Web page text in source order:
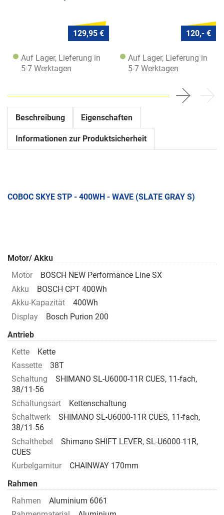
129,95 €
Auf Lager, Lieferung in
5-7 Werktagen
120,- €
Auf Lager, Lieferung in
5-7 Werktagen
Beschreibung Eigenschaften
Informationen zur Produktsicherheit
COBOC SKYE STP - 400WH - WAVE (SLATE GRAY S)
Motor/ Akku
Motor
BOSCH NEW Performance Line SX
Akku
BOSCH CPT 400Wh
Akku-Kapazität
400Wh
Display
Bosch Purion 200
Antrieb
Kette
Kette
Kassette
38T
Schaltung
SHIMANO SL-U6000-11R CUES, 11-fach,
38/11-56
Schaltungsart
Kettenschaltung
Schaltwerk
SHIMANO SL-U6000-11R CUES, 11-fach,
38/11-56
Schalthebel
Shimano SHIFT LEVER, SL-U6000-11R,
CUES
Kurbelgarnitur
CHAINWAY 170mm
Rahmen
Rahmen
Aluminium 6061